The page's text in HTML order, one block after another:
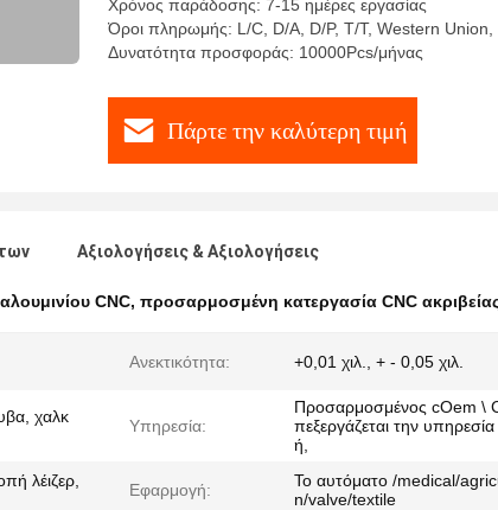
Χρόνος παράδοσης: 7-15 ημέρες εργασίας
Όροι πληρωμής: L/C, D/A, D/P, T/T, Western Union,
Δυνατότητα προσφοράς: 10000Pcs/μήνας
Πάρτε την καλύτερη τιμή
Αξιολογήσεις & Αξιολογήσεις
CNC, προσαρμοσμένη κατεργασία CNC
Ανεκτικότητα: +0,01 χιλ., + - 0,05 χιλ.
χαλκ
Υπηρεσία:
Προσαρμοσμένος cOem \
πεξεργάζεται την
ή,
λέιζερ,
Εφαρμογή:
Το αυτόματο /medical/
n/valve/textile